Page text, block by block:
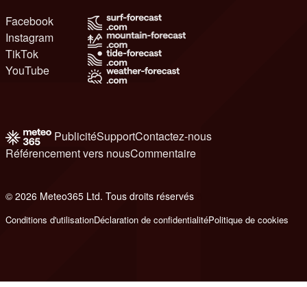
Facebook
Instagram
TikTok
YouTube
PublicitéSupportContactez-nous
Référencement vers nousCommentaire
© 2026 Meteo365 Ltd. Tous droits réservés
Conditions d'utilisationDéclaration de confidentialitéPolitique de cookies